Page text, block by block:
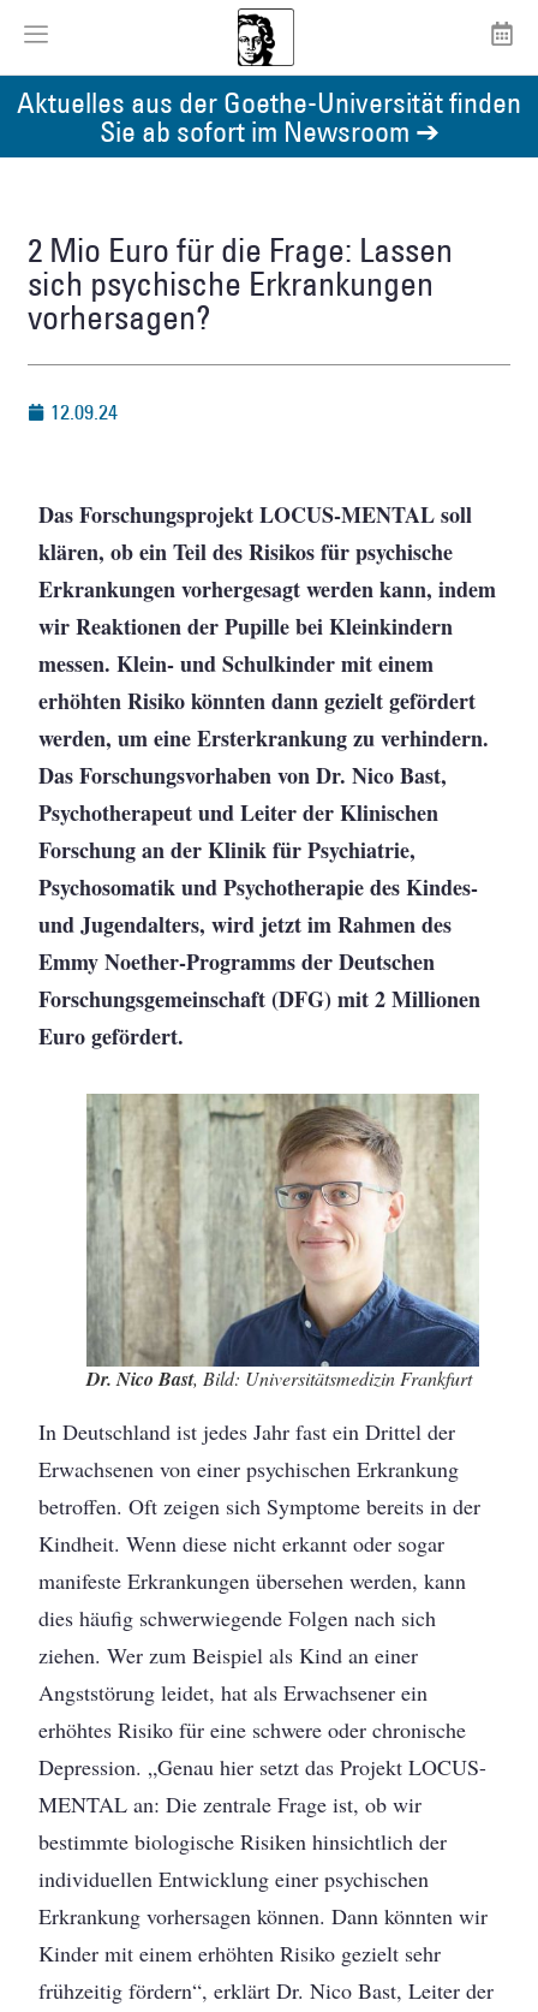
Aktuelles aus der Goethe-Universität finden
Sie ab sofort im Newsroom ➔
2 Mio Euro für die Frage: Lassen
sich psychische Erkrankungen
vorhersagen?
12.09.24
Das Forschungsprojekt LOCUS-MENTAL soll
klären, ob ein Teil des Risikos für psychische
Erkrankungen vorhergesagt werden kann, indem
wir Reaktionen der Pupille bei Kleinkindern
messen. Klein- und Schulkinder mit einem
erhöhten Risiko könnten dann gezielt gefördert
werden, um eine Ersterkrankung zu verhindern.
Das Forschungsvorhaben von Dr. Nico Bast,
Psychotherapeut und Leiter der Klinischen
Forschung an der Klinik für Psychiatrie,
Psychosomatik und Psychotherapie des Kindes-
und Jugendalters, wird jetzt im Rahmen des
Emmy Noether-Programms der Deutschen
Forschungsgemeinschaft (DFG) mit 2 Millionen
Euro gefördert.
Dr. Nico Bast, Bild: Universitätsmedizin Frankfurt
In Deutschland ist jedes Jahr fast ein Drittel der
Erwachsenen von einer psychischen Erkrankung
betroffen. Oft zeigen sich Symptome bereits in der
Kindheit. Wenn diese nicht erkannt oder sogar
manifeste Erkrankungen übersehen werden, kann
dies häufig schwerwiegende Folgen nach sich
ziehen. Wer zum Beispiel als Kind an einer
Angststörung leidet, hat als Erwachsener ein
erhöhtes Risiko für eine schwere oder chronische
Depression. „Genau hier setzt das Projekt LOCUS-
MENTAL an: Die zentrale Frage ist, ob wir
bestimmte biologische Risiken hinsichtlich der
individuellen Entwicklung einer psychischen
Erkrankung vorhersagen können. Dann könnten wir
Kinder mit einem erhöhten Risiko gezielt sehr
frühzeitig fördern“, erklärt Dr. Nico Bast, Leiter der